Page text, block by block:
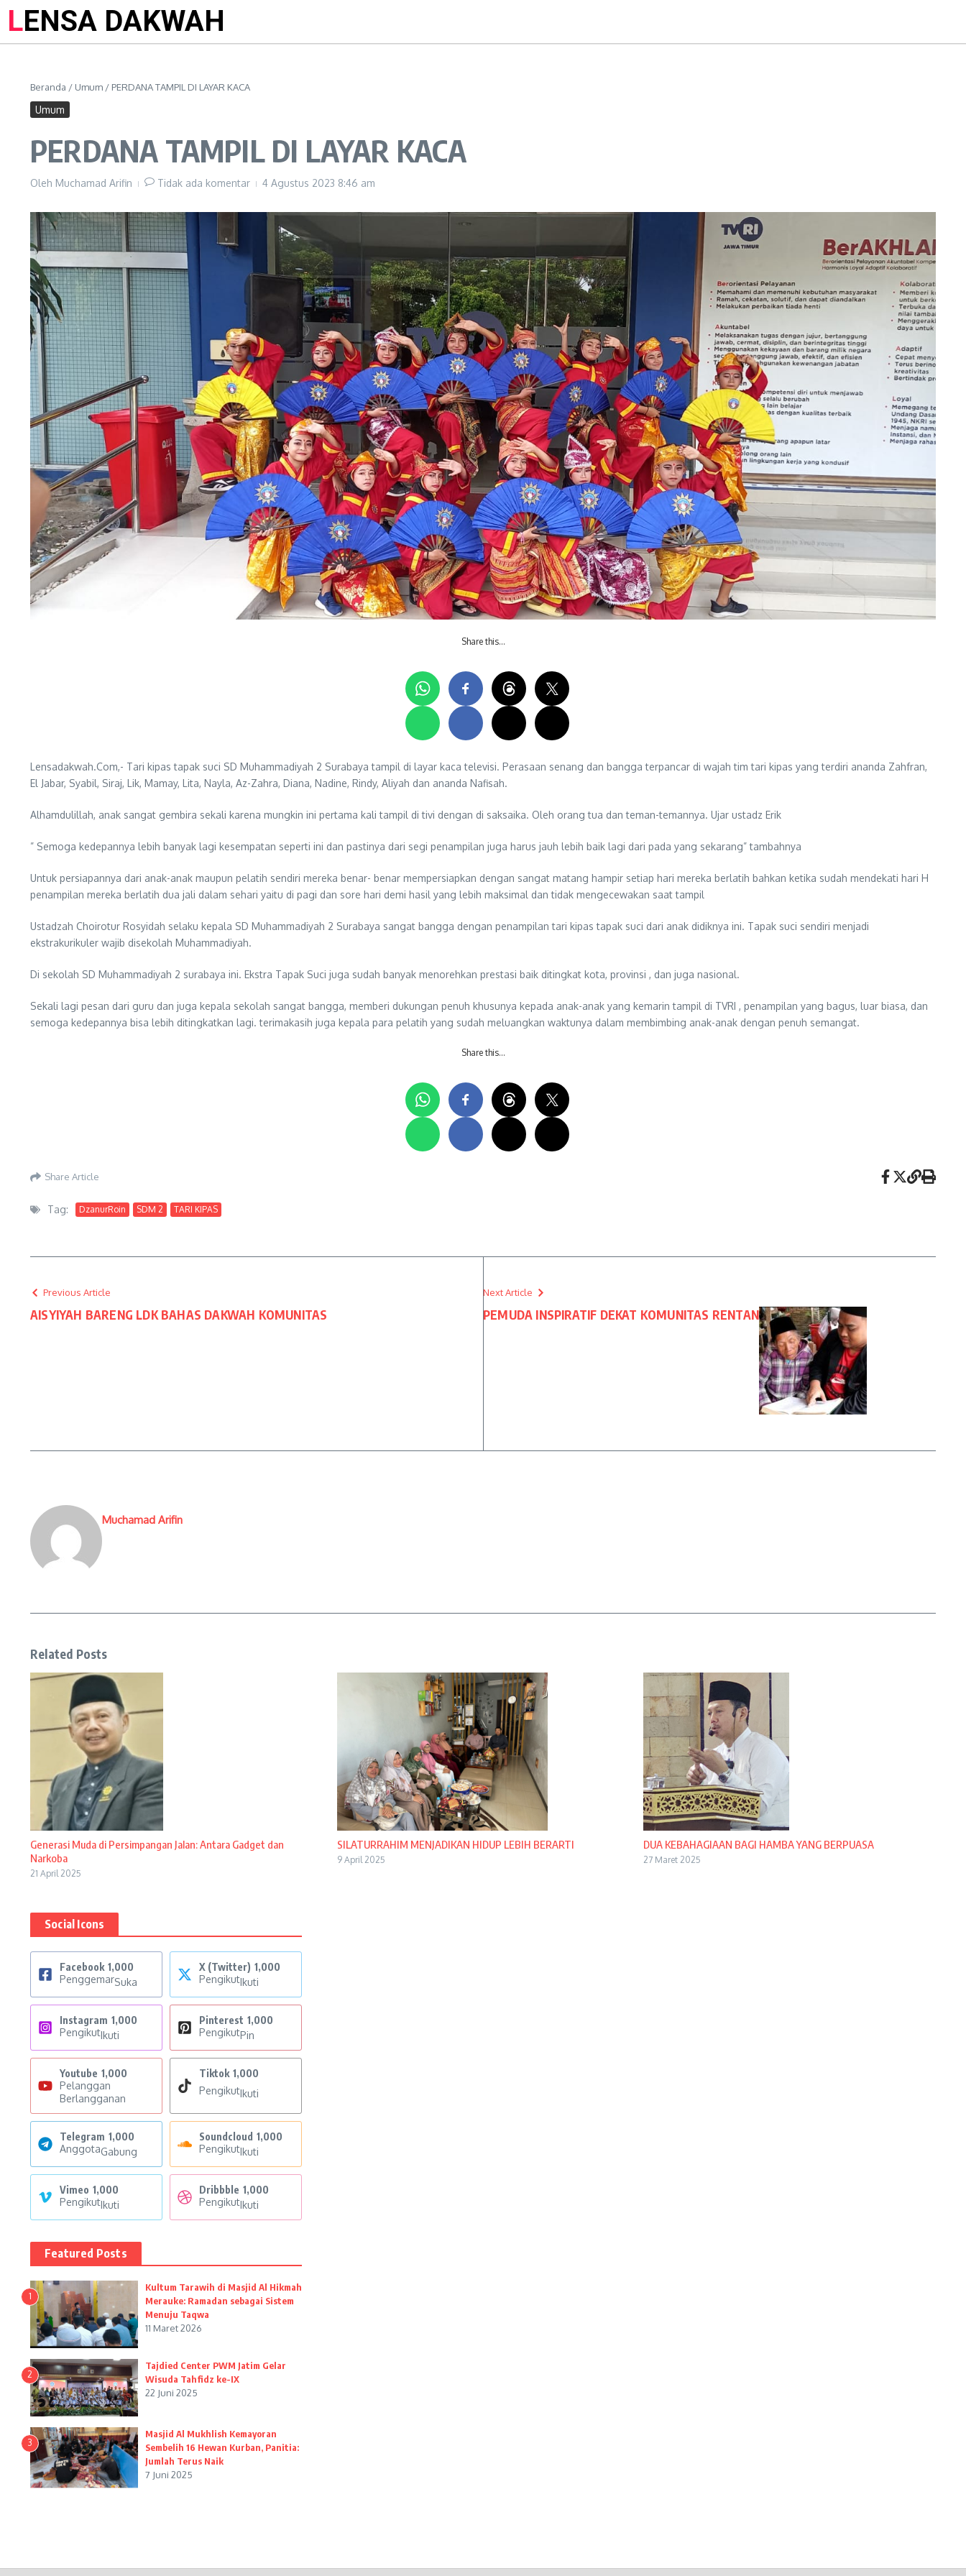
LENSA DAKWAH
Beranda / Umum / PERDANA TAMPIL DI LAYAR KACA
Umum
PERDANA TAMPIL DI LAYAR KACA
Oleh Muchamad Arifin Tidak ada komentar 4 Agustus 2023 8:46 am
Share this…
Lensadakwah.Com,- Tari kipas tapak suci SD Muhammadiyah 2 Surabaya tampil di layar kaca televisi. Perasaan senang dan bangga terpancar di wajah tim tari kipas yang terdiri ananda Zahfran,
El Jabar, Syabil, Siraj, Lik, Mamay, Lita, Nayla, Az-Zahra, Diana, Nadine, Rindy, Aliyah dan ananda Nafisah.
Alhamdulillah, anak sangat gembira sekali karena mungkin ini pertama kali tampil di tivi dengan di saksaika. Oleh orang tua dan teman-temannya. Ujar ustadz Erik
” Semoga kedepannya lebih banyak lagi kesempatan seperti ini dan pastinya dari segi penampilan juga harus jauh lebih baik lagi dari pada yang sekarang” tambahnya
Untuk persiapannya dari anak-anak maupun pelatih sendiri mereka benar- benar mempersiapkan dengan sangat matang hampir setiap hari mereka berlatih bahkan ketika sudah mendekati hari H
penampilan mereka berlatih dua jali dalam sehari yaitu di pagi dan sore hari demi hasil yang lebih maksimal dan tidak mengecewakan saat tampil
Ustadzah Choirotur Rosyidah selaku kepala SD Muhammadiyah 2 Surabaya sangat bangga dengan penampilan tari kipas tapak suci dari anak didiknya ini. Tapak suci sendiri menjadi
ekstrakurikuler wajib disekolah Muhammadiyah.
Di sekolah SD Muhammadiyah 2 surabaya ini. Ekstra Tapak Suci juga sudah banyak menorehkan prestasi baik ditingkat kota, provinsi , dan juga nasional.
Sekali lagi pesan dari guru dan juga kepala sekolah sangat bangga, memberi dukungan penuh khusunya kepada anak-anak yang kemarin tampil di TVRI , penampilan yang bagus, luar biasa, dan
semoga kedepannya bisa lebih ditingkatkan lagi. terimakasih juga kepala para pelatih yang sudah meluangkan waktunya dalam membimbing anak-anak dengan penuh semangat.
Share this…
Share Article
Tag: DzanurRoin SDM 2 TARI KIPAS
Previous Article
AISYIYAH BARENG LDK BAHAS DAKWAH KOMUNITAS
Next Article
PEMUDA INSPIRATIF DEKAT KOMUNITAS RENTAN
Muchamad Arifin
Related Posts
Generasi Muda di Persimpangan Jalan: Antara Gadget dan
Narkoba
21 April 2025
SILATURRAHIM MENJADIKAN HIDUP LEBIH BERARTI
9 April 2025
DUA KEBAHAGIAAN BAGI HAMBA YANG BERPUASA
27 Maret 2025
Social Icons
Facebook 1,000
PenggemarSuka
X (Twitter) 1,000
PengikutIkuti
Instagram 1,000
PengikutIkuti
Pinterest 1,000
PengikutPin
Youtube 1,000
Pelanggan
Berlangganan
Tiktok 1,000
PengikutIkuti
Telegram 1,000
AnggotaGabung
Soundcloud 1,000
PengikutIkuti
Vimeo 1,000
PengikutIkuti
Dribbble 1,000
PengikutIkuti
Featured Posts
1
Kultum Tarawih di Masjid Al Hikmah
Merauke: Ramadan sebagai Sistem
Menuju Taqwa
11 Maret 2026
2
Tajdied Center PWM Jatim Gelar
Wisuda Tahfidz ke-IX
22 Juni 2025
3
Masjid Al Mukhlish Kemayoran
Sembelih 16 Hewan Kurban, Panitia:
Jumlah Terus Naik
7 Juni 2025